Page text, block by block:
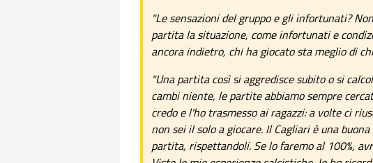
"Le sensazioni del gruppo e gli infortunati?
partita la situazione, come infortunati e
ancora indietro, chi ha giocato sta meglio di
"Una partita così si aggredisce subito o si
cambi niente, le partite abbiamo sempre
credo e l'ho trasmesso ai ragazzi: a volte ci
non sei il solo a giocare. Il Cagliari è una
partita, rispettandoli. Se lo faremo al 100%,